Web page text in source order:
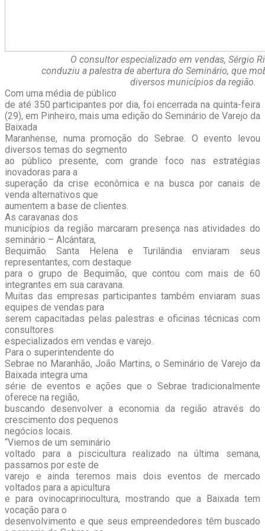
O consultor especializado em vendas, Sérgio
conduziu a palestra de abertura do Seminário, que
diversos municípios da região.
Com uma média de público
de até 350 participantes por dia, foi encerrada na quinta-feira
(29), em Pinheiro, mais uma edição do Seminário de Varejo da
Baixada
Maranhense, numa promoção do Sebrae. O evento levou
diversos temas do segmento
ao público presente, com grande foco nas estratégias
inovadoras para a
superação da crise econômica e na busca por canais de
venda alternativos que
aumentem a base de clientes.
As caravanas dos
municípios da região marcaram presença nas atividades do
seminário – Alcântara,
Bequimão Santa Helena e Turilândia enviaram seus
representantes, com destaque
para o grupo de Bequimão, que contou com mais de 60
integrantes em sua caravana.
Muitas das empresas participantes também enviaram suas
equipes de vendas para
serem capacitadas pelas palestras e oficinas técnicas com
consultores
especializados em vendas e varejo.
Para o superintendente do
Sebrae no Maranhão, João Martins, o Seminário de Varejo da
Baixada integra uma
série de eventos e ações que o Sebrae tradicionalmente
oferece na região,
buscando desenvolver a economia da região através do
crescimento dos pequenos
negócios locais.
“Viemos de um seminário
voltado para a piscicultura realizado na última semana,
passamos por este de
varejo e ainda teremos mais dois eventos de mercado
voltados para a apicultura
e para ovinocaprinocultura, mostrando que a Baixada tem
vocação para o
desenvolvimento e que seus empreendedores têm buscado